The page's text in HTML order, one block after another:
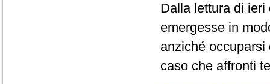
Dalla lettura di
emergesse in
anziché
caso che affronti